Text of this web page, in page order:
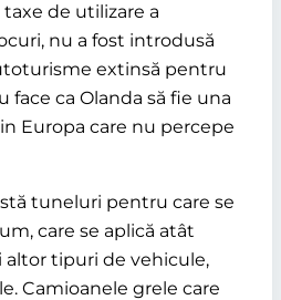
de utilizare a
nu a fost introdusă
extinsă pentru
face ca Olanda să fie una
Europa care nu percepe
tuneluri pentru care se
care se aplică atât
altor tipuri de vehicule,
Camioanele grele care